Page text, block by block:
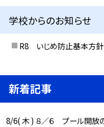
学校からのお知らせ
R8 いじめ防止基本方針
新着記事
8/6( 木 ) ８／６ プール開放